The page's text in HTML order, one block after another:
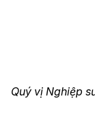
Quý vị Nghiệp